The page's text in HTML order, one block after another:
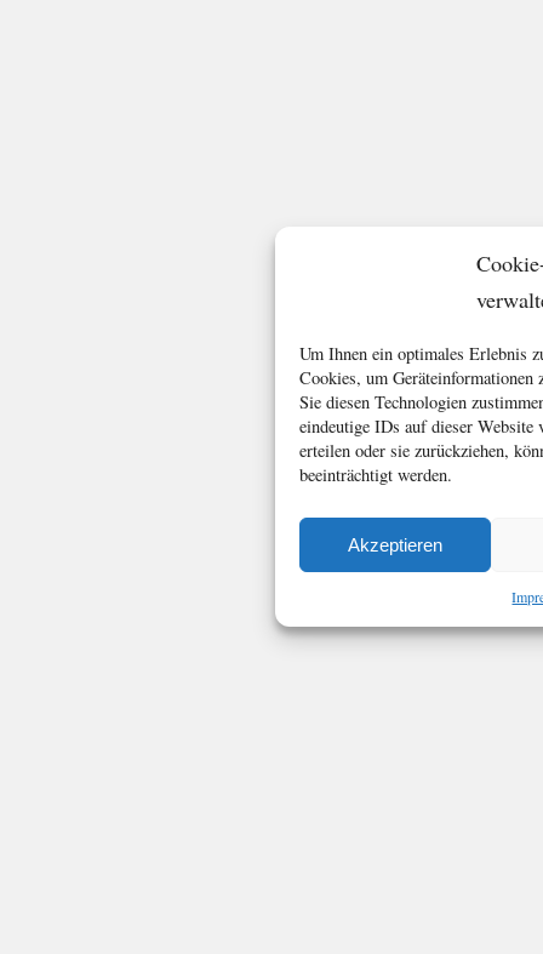
Um Ihnen ein optimales Erlebnis
Cookies, um Geräteinformationen
Sie diesen Technologien
eindeutige IDs auf dieser
erteilen oder sie zurückziehen,
beeinträchtigt werden.
Akzeptieren